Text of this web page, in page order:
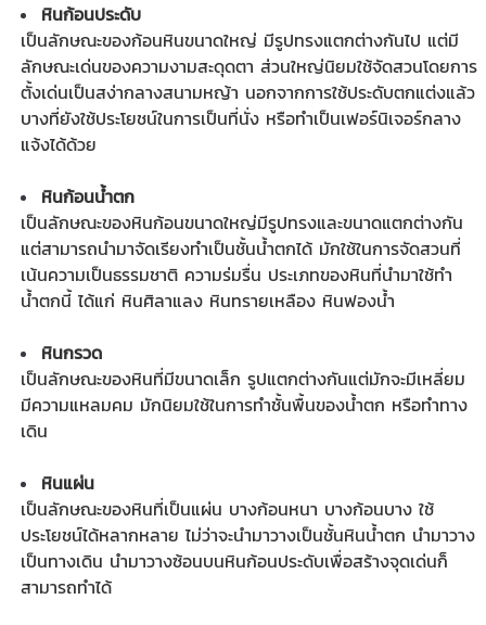
หินก้อนประดับ
เป็นลักษณะของก้อนหินขนาดใหญ่ มีรูปทรงแตกต่างกันไป แต่มี
ลักษณะเด่นของความงามสะดุดตา ส่วนใหญ่นิยมใช้จัดสวนโดยการ
ตั้งเด่นเป็นสง่ากลางสนามหญ้า นอกจากการใช้ประดับตกแต่งแล้ว
บางที่ยังใช้ประโยชน์ในการเป็นที่นั่ง หรือทำเป็นเฟอร์นิเจอร์กลาง
แจ้งได้ด้วย
หินก้อนน้ำตก
เป็นลักษณะของหินก้อนขนาดใหญ่มีรูปทรงและขนาดแตกต่างกัน
แต่สามารถนำมาจัดเรียงทำเป็นชั้นน้ำตกได้ มักใช้ในการจัดสวนที่
เน้นความเป็นธรรมชาติ ความร่มรื่น ประเภทของหินที่นำมาใช้ทำ
น้ำตกนี้ ได้แก่ หินศิลาแลง หินทรายเหลือง หินฟองน้ำ
หินกรวด
เป็นลักษณะของหินที่มีขนาดเล็ก รูปแตกต่างกันแต่มักจะมีเหลี่ยม
มีความแหลมคม มักนิยมใช้ในการทำชั้นพื้นของน้ำตก หรือทำทาง
เดิน
หินแผ่น
เป็นลักษณะของหินที่เป็นแผ่น บางก้อนหนา บางก้อนบาง ใช้
ประโยชน์ได้หลากหลาย ไม่ว่าจะนำมาวางเป็นชั้นหินน้ำตก นำมาวาง
เป็นทางเดิน นำมาวางซ้อนบนหินก้อนประดับเพื่อสร้างจุดเด่นก็
สามารถทำได้